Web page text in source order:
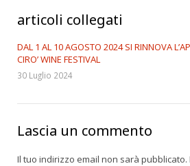
articoli collegati
DAL 1 AL 10 AGOSTO 2024 SI RINNOVA
CIRO’ WINE FESTIVAL
30 Luglio 2024
Lascia un commento
Il tuo indirizzo email non sarà pubblicato.